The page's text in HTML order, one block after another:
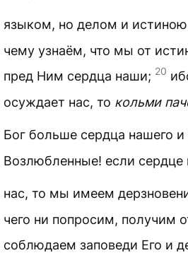
языком, но делом и
чему узнаём, что мы от
пред Ним сердца наши; 20
осуждает нас, то кольми
Бог больше сердца нашего и
Возлюбленные! если сердце
нас, то мы имеем
чего ни попросим, получим
соблюдаем заповеди Его и